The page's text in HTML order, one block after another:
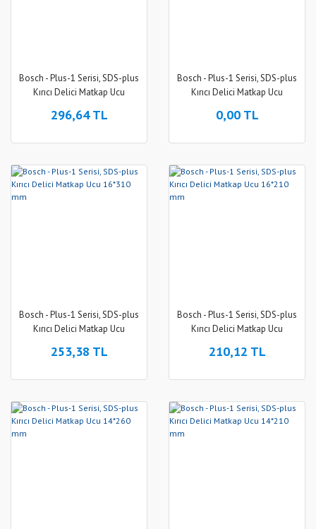
Bosch - Plus-1 Serisi, SDS-plus
Kırıcı Delici Matkap Ucu
296,64 TL
Bosch - Plus-1 Serisi, SDS-plus
Kırıcı Delici Matkap Ucu
0,00 TL
Bosch - Plus-1 Serisi, SDS-plus
Kırıcı Delici Matkap Ucu
253,38 TL
Bosch - Plus-1 Serisi, SDS-plus
Kırıcı Delici Matkap Ucu
210,12 TL